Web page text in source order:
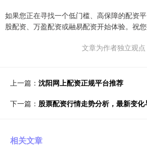
如果您正在寻找一个低门槛、高保障的配资
股配资、万盈配资或融易配资开始体验。祝
文章为作者独立观
上一篇： 沈阳网上配资正规平台推荐
下一篇： 股票配资行情走势分析，最新变化
相关文章